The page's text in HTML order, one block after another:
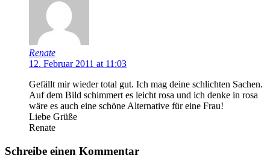
Renate
12. Februar 2011 at 11:03
Gefällt mir wieder total gut. Ich mag deine schlichten Sachen.
Auf dem Bild schimmert es leicht rosa und ich denke in rosa
wäre es auch eine schöne Alternative für eine Frau!
Liebe Grüße
Renate
Schreibe einen Kommentar